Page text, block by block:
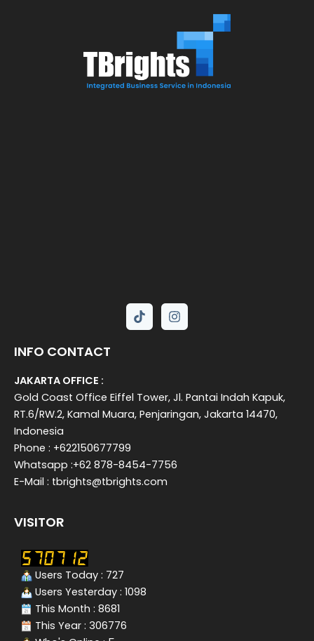
INFO CONTACT
JAKARTA OFFICE :
Gold Coast Office Eiffel Tower, Jl. Pantai Indah Kapuk,
RT.6/RW.2, Kamal Muara, Penjaringan, Jakarta 14470,
Indonesia
Phone : +622150677799
Whatsapp :+62 878-8454-7756
E-Mail : tbrights@tbrights.com
VISITOR
Users Today : 727
Users Yesterday : 1098
This Month : 8681
This Year : 306776